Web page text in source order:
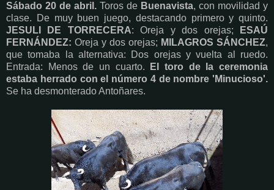
Sábado 20 de abril. Toros de Buenavista, con movilidad y
clase. De muy buen juego, destacando primero y quinto.
JESULI DE TORRECERA: Oreja y dos orejas;
ESAÚ
FERNÁNDEZ: Oreja y dos orejas; MILAGROS SÁNCHEZ,
que tomaba la alternativa: Dos orejas y vuelta al ruedo.
Entrada: Menos de un cuarto.
El toro de la ceremonia
estaba herrado con el número 4 de nombre 'Minucioso'.
Se ha desmonterado Antoñares.